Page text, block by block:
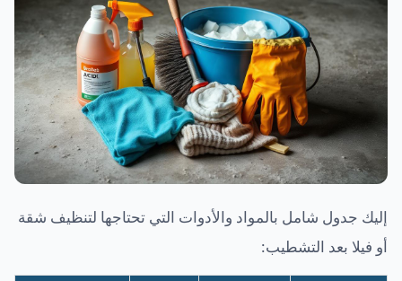
إليك جدول شامل بالمواد والأدوات التي تحتاجها لتنظيف شقة
أو فيلا بعد التشطيب: